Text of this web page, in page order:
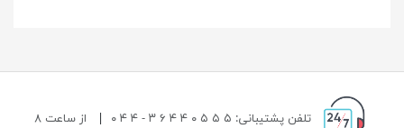
تلفن پشتیبانی: ۵ ۵ ۵ ۰ ۴ ۴ ۶ ۳ - ۴ ۴ ۰ از ساعت ۸